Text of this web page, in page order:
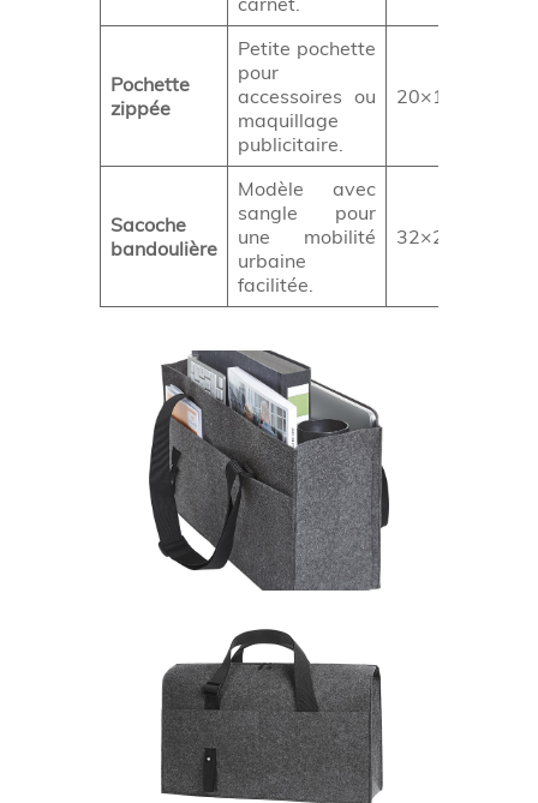
Pochette
zippée
Petite pochette
pour
accessoires ou
maquillage
publicitaire.
20×12 cm
Sacoche
bandoulière
Modèle avec
sangle pour
une mobilité
urbaine
facilitée.
32×28 cm